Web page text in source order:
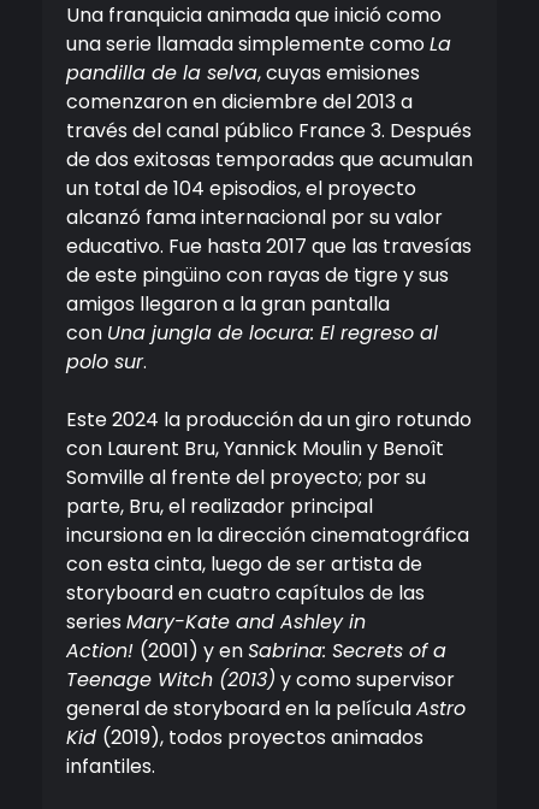
Una franquicia animada que inició como
una serie llamada simplemente comoLa
pandilla de la selva, cuyas emisiones
comenzaron en diciembre del 2013 a
través del canal público France 3. Después
de dos exitosas temporadas que acumulan
un total de 104 episodios, el proyecto
alcanzó fama internacional por su valor
educativo. Fue hasta 2017 que las travesías
de este pingüino con rayas de tigre y sus
amigos llegaron a la gran pantalla
con Una jungla de locura: El regreso al
polo sur.
Este 2024 la producción da un giro rotundo
con Laurent Bru, Yannick Moulin y Benoît
Somville al frente del proyecto; por su
parte, Bru, el realizador principal
incursiona en la dirección cinematográfica
con esta cinta, luego de ser artista de
storyboard en cuatro capítulos de las
series Mary-Kate and Ashley in
Action! (2001) y enSabrina: Secrets of a
Teenage Witch (2013) y como supervisor
general de storyboard en la películaAstro
Kid (2019), todos proyectos animados
infantiles.